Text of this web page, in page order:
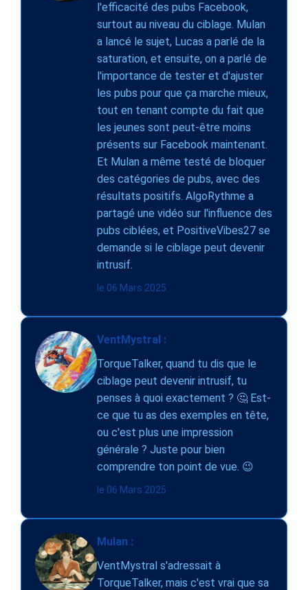
l'efficacité des pubs Facebook,
surtout au niveau du ciblage. Mulan
a lancé le sujet, Lucas a parlé de la
saturation, et ensuite, on a parlé de
l'importance de tester et d'ajuster
les pubs pour que ça marche mieux,
tout en tenant compte du fait que
les jeunes sont peut-être moins
présents sur Facebook maintenant.
Et Mulan a même testé de bloquer
des catégories de pubs, avec des
résultats positifs. AlgoRythme a
partagé une vidéo sur l'influence des
pubs ciblées, et PositiveVibes27 se
demande si le ciblage peut devenir
intrusif.
le 06 Mars 2025
VentMystral :
TorqueTalker, quand tu dis que le
ciblage peut devenir intrusif, tu
penses à quoi exactement ? 🤔 Est-
ce que tu as des exemples en tête,
ou c'est plus une impression
générale ? Juste pour bien
comprendre ton point de vue. 😉
le 06 Mars 2025
Mulan :
VentMystral s'adressait à
TorqueTalker, mais c'est vrai que sa